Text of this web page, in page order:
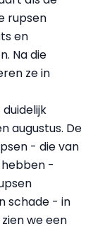
rupsen
en
Na die
ze in
augustus. De
- die van
-
schade - in
we een